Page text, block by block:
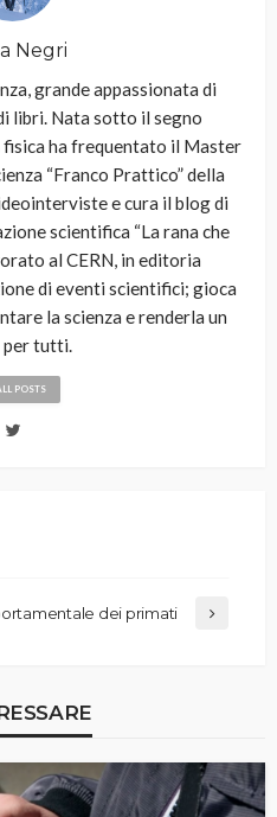
Negri
grande appassionata di
libri. Nata sotto il segno
ha frequentato il Master
“Franco Prattico” della
e cura il blog di
scientifica “La rana che
al CERN, in editoria
di eventi scientifici; gioca
la scienza e renderla un
tutti.
POSTS
dei primati